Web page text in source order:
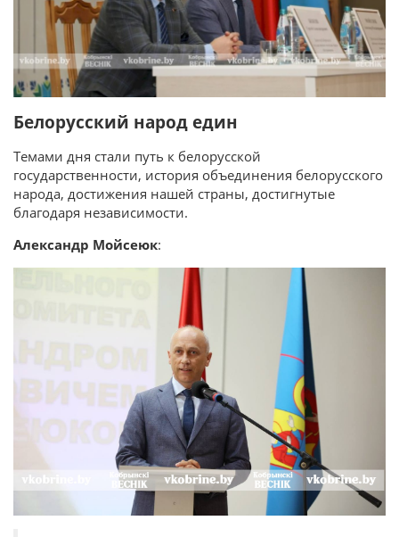
Белорусский народ един
Темами дня стали путь к белорусской
государственности, история объединения белорусского
народа, достижения нашей страны, достигнутые
благодаря независимости.
Александр Мойсеюк: